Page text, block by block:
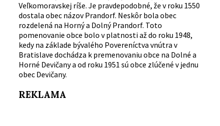
Veľkomoravskej ríše. Je pravdepodobné, že v roku 1550
dostala obec názov Prandorf. Neskôr bola obec
rozdelená na Horný a Dolný Prandorf. Toto
pomenovanie obce bolo v platnosti až do roku 1948,
kedy na základe bývalého Povereníctva vnútra v
Bratislave dochádza k premenovaniu obce na Dolné a
Horné Devičany a od roku 1951 sú obce zlúčené v jednu
obec Devičany.
REKLAMA